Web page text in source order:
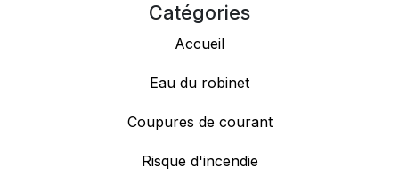
Catégories
Accueil
Eau du robinet
Coupures de courant
Risque d'incendie